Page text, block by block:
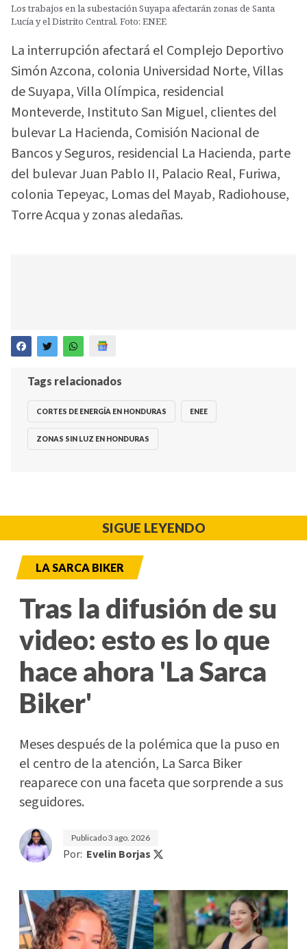
Los trabajos en la subestación Suyapa afectarán zonas de Santa
Lucía y el Distrito Central. Foto: ENEE
La interrupción afectará el Complejo Deportivo
Simón Azcona, colonia Universidad Norte, Villas
de Suyapa, Villa Olímpica, residencial
Monteverde, Instituto San Miguel, clientes del
bulevar La Hacienda, Comisión Nacional de
Bancos y Seguros, residencial La Hacienda, parte
del bulevar Juan Pablo II, Palacio Real, Furiwa,
colonia Tepeyac, Lomas del Mayab, Radiohouse,
Torre Acqua y zonas aledañas.
Tags relacionados
CORTES DE ENERGÍA EN HONDURAS ENEE
ZONAS SIN LUZ EN HONDURAS
SIGUE LEYENDO
LA SARCA BIKER
Tras la difusión de su
video: esto es lo que
hace ahora 'La Sarca
Biker'
Meses después de la polémica que la puso en
el centro de la atención, La Sarca Biker
reaparece con una faceta que sorprende a sus
seguidores.
Publicado3 ago. 2026
Por: Evelin Borjas